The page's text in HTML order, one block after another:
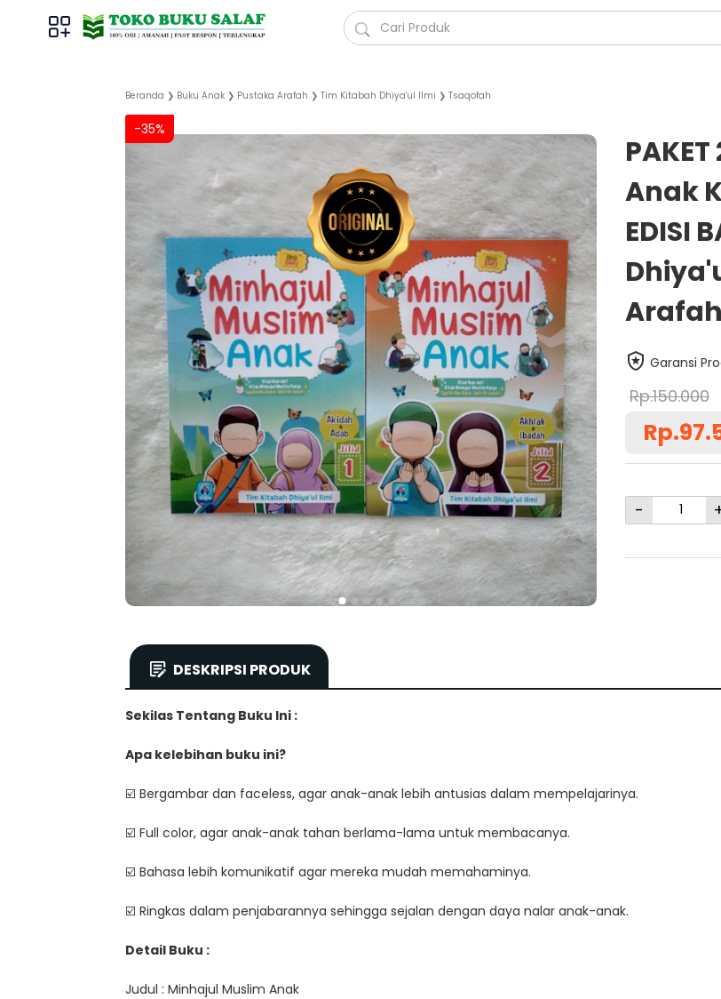
Beranda ❯ Buku Anak ❯ Pustaka Arafah ❯ Tim Kitabah Dhiya'ul Ilmi ❯ Tsaqofah
-35%
Anak
EDISI
Arafah
Garansi
Rp.150.000
-
DESKRIPSI PRODUK
Sekilas Tentang Buku Ini :
Apa kelebihan buku ini?
☑️ Bergambar dan faceless, agar anak-anak lebih antusias dalam mempelajarinya.
☑️ Full color, agar anak-anak tahan berlama-lama untuk membacanya.
☑️ Bahasa lebih komunikatif agar mereka mudah memahaminya.
☑️ Ringkas dalam penjabarannya sehingga sejalan dengan daya nalar anak-anak.
Detail Buku :
Judul : Minhajul Muslim Anak